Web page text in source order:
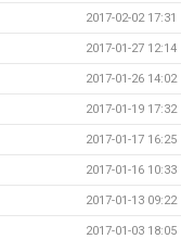
2017-02-02 17:31
2017-01-27 12:14
2017-01-26 14:02
2017-01-19 17:32
2017-01-17 16:25
2017-01-16 10:33
2017-01-13 09:22
2017-01-03 18:05